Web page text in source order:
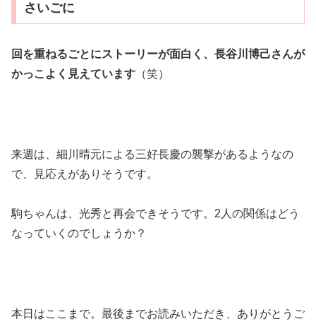
さいごに
回を重ねるごとにストーリーが面白く、長谷川博己さんが
かっこよく見えています （笑）
来週は、細川晴元による三好長慶の襲撃があるようなの
で、見応えがありそうです。
駒ちゃんは、光秀と再会できそうです。2人の関係はどう
なっていくのでしょうか？
本日はここまで。最後までお読みいただき、ありがとうご